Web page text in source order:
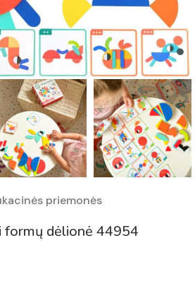
priemonės
formų dėlionė 44954